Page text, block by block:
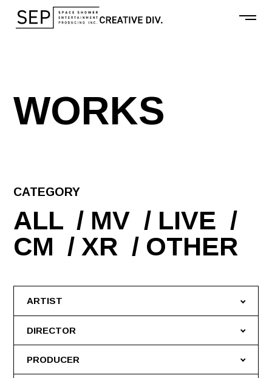
WORKS
CATEGORY
ALL MV
LIVE
CM
XR OTHER
ARTIST
DIRECTOR
PRODUCER